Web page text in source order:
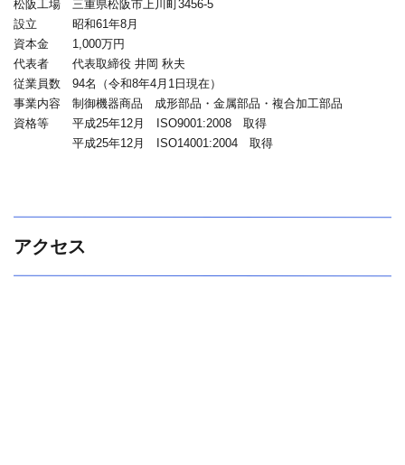
松阪工場 三重県松阪市上川町3456-5
設立 昭和61年8月
資本金 1,000万円
代表者 代表取締役 井岡 秋夫
従業員数 94名（令和8年4月1日現在）
事業内容 制御機器商品 成形部品・金属部品・複合加工部品
資格等 平成25年12月 ISO9001:2008 取得
平成25年12月 ISO14001:2004 取得
アクセス